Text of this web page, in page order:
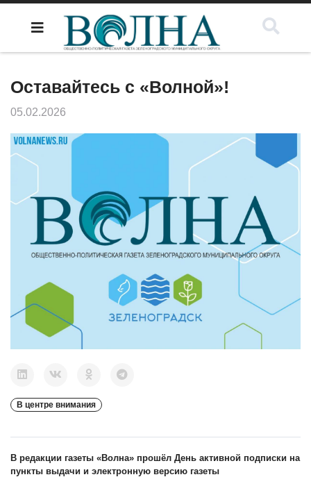
Оставайтесь с «Волной»!
05.02.2026
В центре внимания
В редакции газеты «Волна» прошёл День активной подписки на
пункты выдачи и электронную версию газеты